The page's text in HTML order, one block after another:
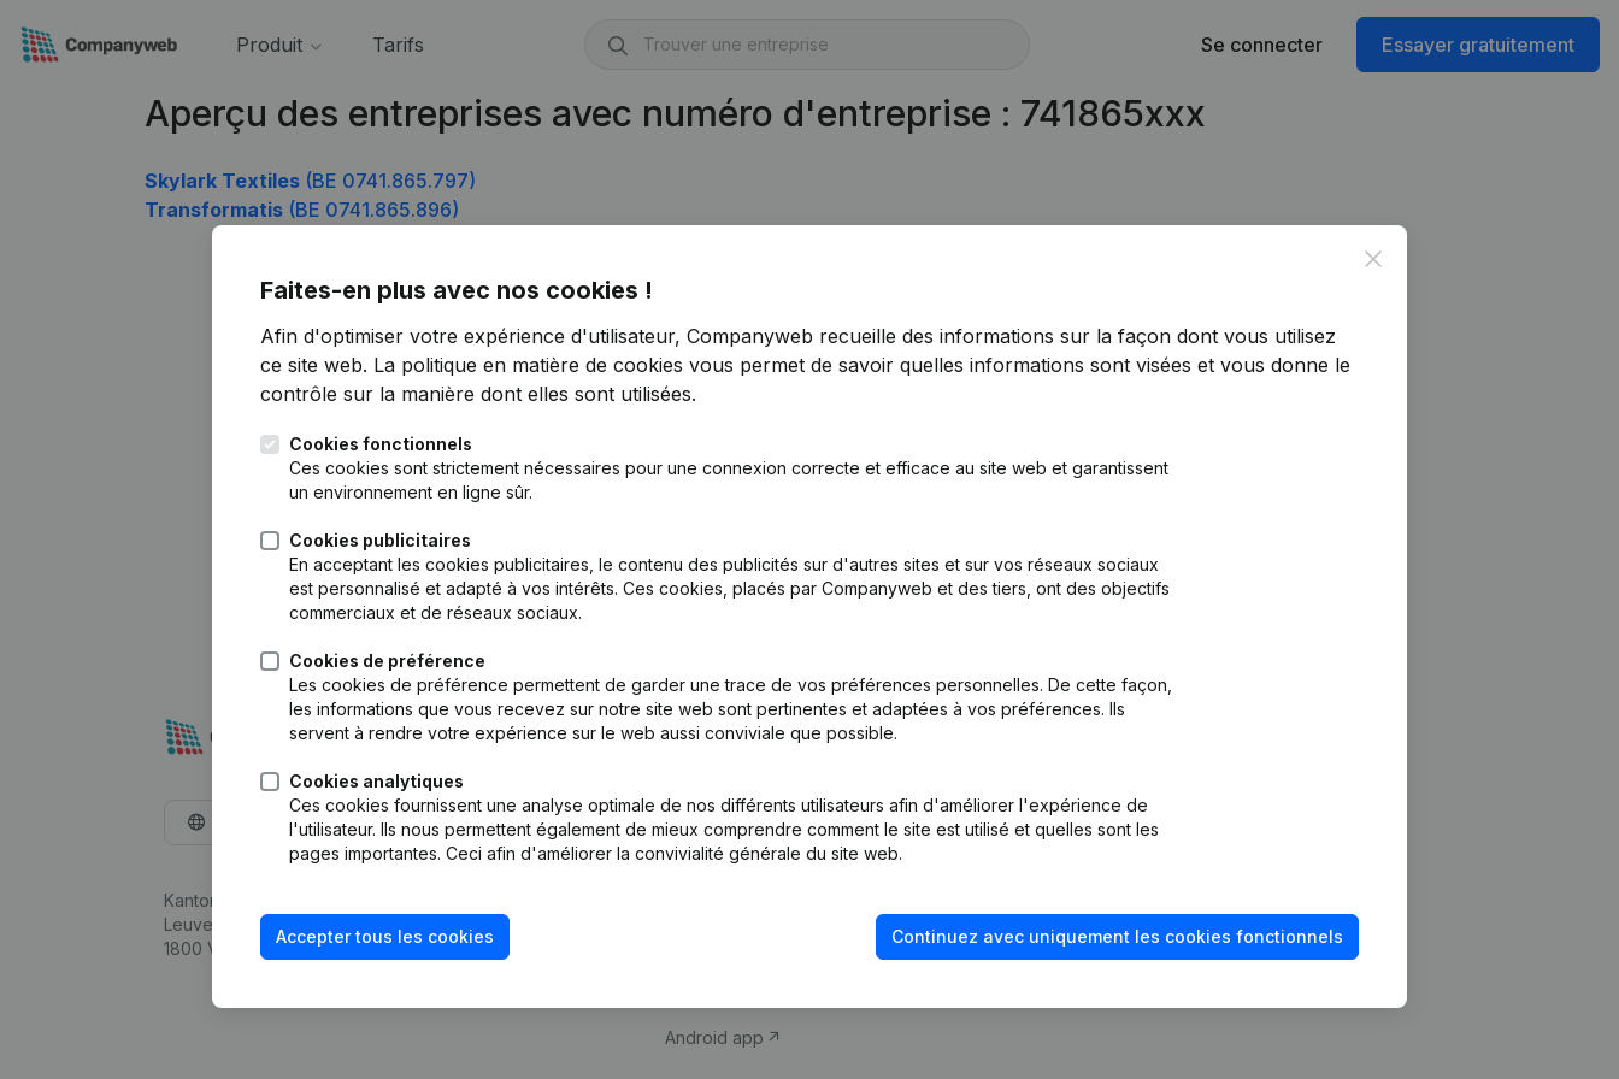
Produit Tarifs Se connecter Essayer gratuitement
Aperçu des entreprises avec numéro d'entreprise : 741865xxx
Skylark Textiles (BE 0741.865.797)
Transformatis (BE 0741.865.896)
Close
Faites-en plus avec nos cookies !
Afin d'optimiser votre expérience d'utilisateur, Companyweb recueille des informations sur la façon dont vous utilisez
ce site web. La politique en matière de cookies vous permet de savoir quelles informations sont visées et vous donne le
contrôle sur la manière dont elles sont utilisées.
Cookies fonctionnels
Ces cookies sont strictement nécessaires pour une connexion correcte et efficace au site web et garantissent
un environnement en ligne sûr.
Cookies publicitaires
En acceptant les cookies publicitaires, le contenu des publicités sur d'autres sites et sur vos réseaux sociaux
est personnalisé et adapté à vos intérêts. Ces cookies, placés par Companyweb et des tiers, ont des objectifs
commerciaux et de réseaux sociaux.
Cookies de préférence
Les cookies de préférence permettent de garder une trace de vos préférences personnelles. De cette façon,
les informations que vous recevez sur notre site web sont pertinentes et adaptées à vos préférences. Ils
servent à rendre votre expérience sur le web aussi conviviale que possible.
Cookies analytiques
Ces cookies fournissent une analyse optimale de nos différents utilisateurs afin d'améliorer l'expérience de
l'utilisateur. Ils nous permettent également de mieux comprendre comment le site est utilisé et quelles sont les
pages importantes. Ceci afin d'améliorer la convivialité générale du site web.
Accepter tous les cookies Continuez avec uniquement les cookies fonctionnels
Français
Kantorenpark Everest
Leuvensesteenweg 248D,
1800 Vilvoorde
Produit
d’entreprise
Monitoring
Android app
fraude
Consulter des comptes annuels
Vérification de la solvabilité